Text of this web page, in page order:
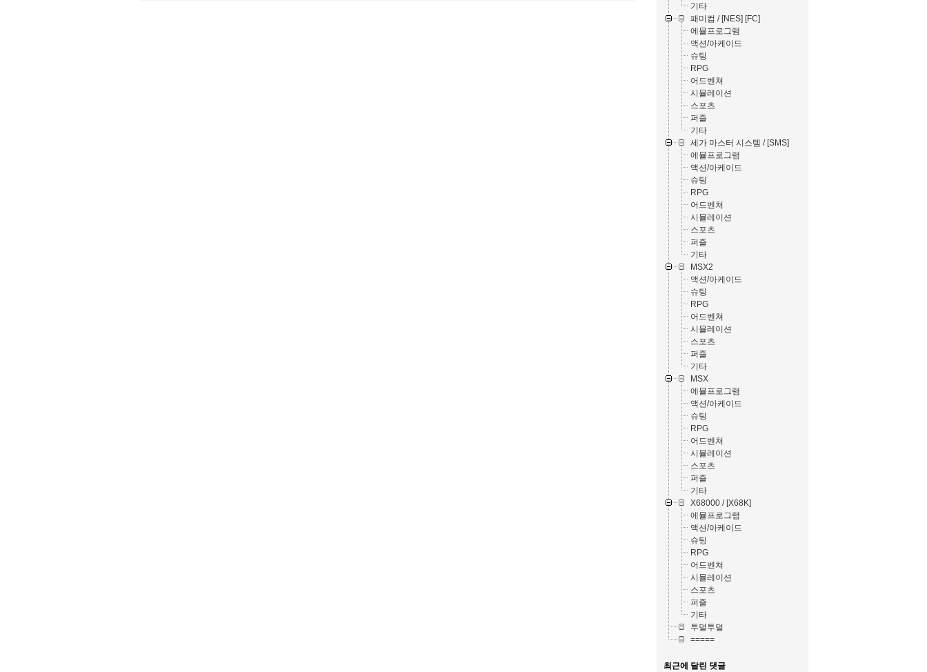
기타
패미컴 / [NES] [FC]
에뮬프로그램
액션/아케이드
슈팅
RPG
어드벤쳐
시뮬레이션
스포츠
퍼즐
기타
세가 마스터 시스템 / [SMS]
에뮬프로그램
액션/아케이드
슈팅
RPG
어드벤쳐
시뮬레이션
스포츠
퍼즐
기타
MSX2
액션/아케이드
슈팅
RPG
어드벤쳐
시뮬레이션
스포츠
퍼즐
기타
MSX
에뮬프로그램
액션/아케이드
슈팅
RPG
어드벤쳐
시뮬레이션
스포츠
퍼즐
기타
X68000 / [X68K]
에뮬프로그램
액션/아케이드
슈팅
RPG
어드벤쳐
시뮬레이션
스포츠
퍼즐
기타
투덜투덜
=====
최근에 달린 댓글